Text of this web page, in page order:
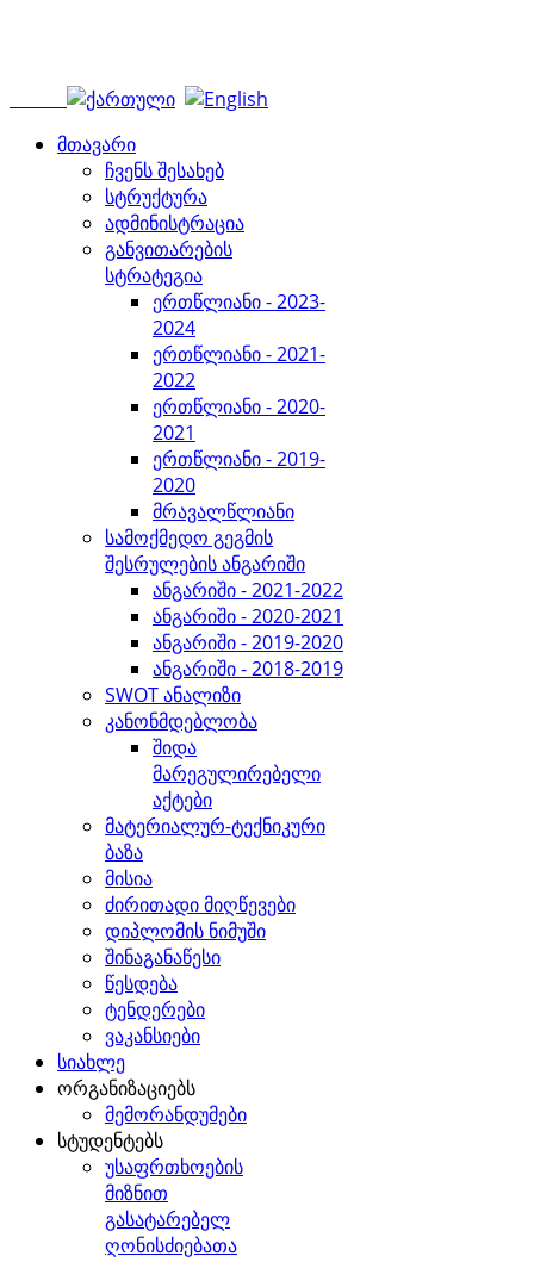
მთავარი
ჩვენს შესახებ
სტრუქტურა
ადმინისტრაცია
განვითარების
სტრატეგია
ერთწლიანი - 2023-
2024
ერთწლიანი - 2021-
2022
ერთწლიანი - 2020-
2021
ერთწლიანი - 2019-
2020
მრავალწლიანი
სამოქმედო გეგმის
შესრულების ანგარიში
ანგარიში - 2021-2022
ანგარიში - 2020-2021
ანგარიში - 2019-2020
ანგარიში - 2018-2019
SWOT ანალიზი
კანონმდებლობა
შიდა
მარეგულირებელი
აქტები
მატერიალურ-ტექნიკური
ბაზა
მისია
ძირითადი მიღწევები
დიპლომის ნიმუში
შინაგანაწესი
წესდება
ტენდერები
ვაკანსიები
სიახლე
ორგანიზაციებს
მემორანდუმები
სტუდენტებს
უსაფრთხოების
მიზნით
გასატარებელ
ღონისძიებათა